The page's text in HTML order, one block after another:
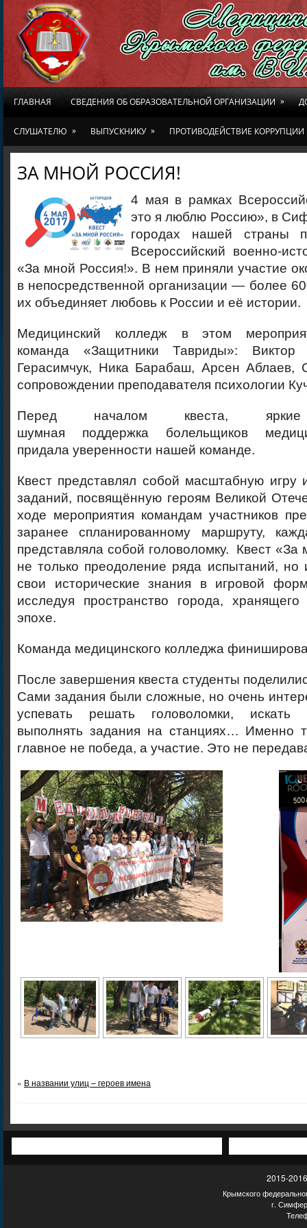
ГЛАВНАЯ СВЕДЕНИЯ ОБ ОБРАЗОВАТЕЛЬНОЙ ОРГАНИЗАЦИИ »
СЛУШАТЕЛЮ » ВЫПУСКНИКУ » ПРОТИВОДЕЙСТВИЕ КОРРУПЦИИ
ЗА МНОЙ РОССИЯ!
4 мая в рамках
это я люблю Россию», в
городах нашей страны
Всероссийский военно-
«За мной Россия!». В нем приняли участие
в непосредственной организации — более
их объединяет любовь к России и её истории.
Медицинский колледж в этом
команда «Защитники Тавриды»: Виктор
Герасимчук, Ника Барабаш, Арсен Аблаев,
сопровождении преподавателя психологии
Перед началом квеста,
шумная поддержка болельщиков
придала уверенности нашей команде.
Квест представлял собой масштабную игру
заданий, посвящённую героям Великой
ходе мероприятия командам участников
заранее спланированному маршруту,
представляла собой головоломку. Квест «За
не только преодоление ряда испытаний, но
свои исторические знания в игровой
исследуя пространство города,
эпохе.
Команда медицинского колледжа
После завершения квеста студенты
Сами задания были сложные, но очень
успевать решать головоломки, искать
выполнять задания на станциях… Именно
главное не победа, а участие. Это не
« В названии улиц – героев имена
2015-
Крымского
г.